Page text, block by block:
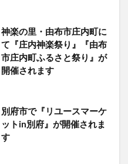
神楽の里・由布市庄内町に
て『庄内神楽祭り』『由布
市庄内町ふるさと祭り』が
開催されます
別府市で『リユースマーケ
ットin別府』が開催されま
す